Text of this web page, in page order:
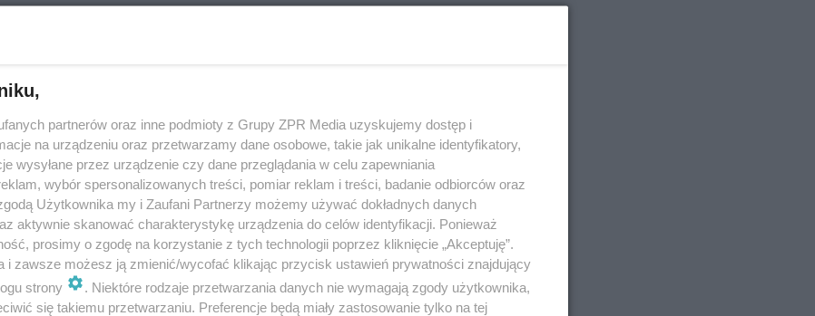
wtedy jak najszybciej skontaktować się z okulistą.
zawał w kardiologii. Im szybciej podejmiemy leczenie
odwarstwienia siatkówki dochodzi najczęściej po
ciężkich przedmiotów, lub urazu.
partnerów oraz inne podmioty z Grupy ZPR Media uzyskujemy dostęp i
na urządzeniu oraz przetwarzamy dane osobowe, takie jak unikalne identyfikatory,
wysyłane przez urządzenie czy dane przeglądania w celu zapewniania
wybór spersonalizowanych treści, pomiar reklam i treści, badanie odbiorców oraz
Użytkownika my i Zaufani Partnerzy możemy używać dokładnych danych
aktywnie skanować charakterystykę urządzenia do celów identyfikacji. Ponieważ
prosimy o zgodę na korzystanie z tych technologii poprzez kliknięcie „Akceptuję”.
i zawsze możesz ją zmienić/wycofać klikając przycisk ustawień prywatności znajdujący
strony
. Niektóre rodzaje przetwarzania danych nie wymagają zgody użytkownika,
się takiemu przetwarzaniu. Preferencje będą miały zastosowanie tylko na tej